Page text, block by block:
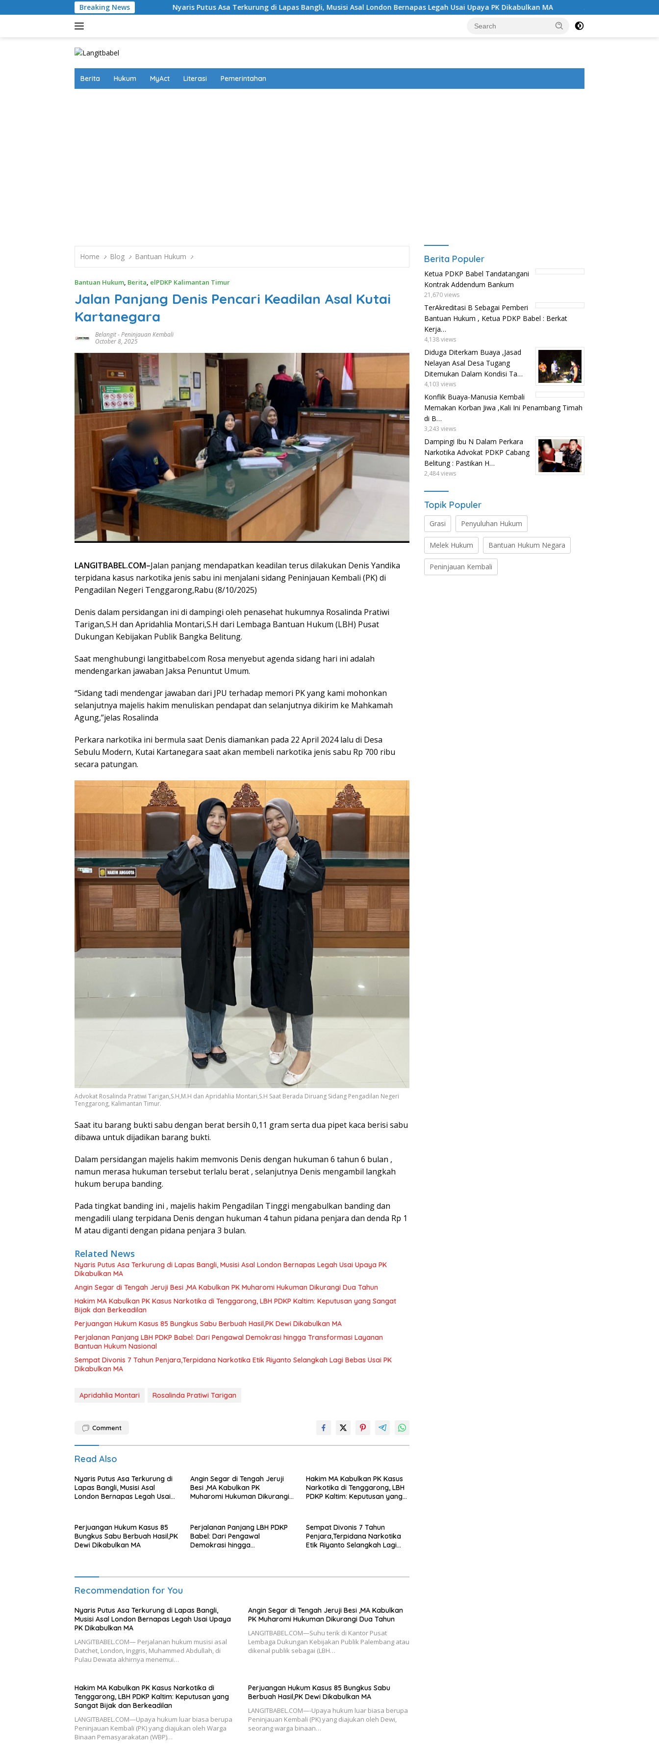
to
Breaking News
Nyaris Putus Asa Terkurung di Lapas Bangli, Musisi Asal London Bernapas Legah Usai Upaya PK Dikabulkan MA Angin Segar di Tengah Jeruji Besi ,MA
Berita Hukum MyAct Literasi Pemerintahan
Home Blog Bantuan Hukum
Bantuan Hukum, Berita, elPDKP Kalimantan Timur
Jalan Panjang Denis Pencari Keadilan Asal Kutai
Kartanegara
Belangit-Peninjauan Kembali
October 8, 2025
LANGITBABEL.COM–Jalan panjang mendapatkan keadilan terus dilakukan Denis Yandika
terpidana kasus narkotika jenis sabu ini menjalani sidang Peninjauan Kembali (PK) di
Pengadilan Negeri Tenggarong,Rabu (8/10/2025)
Denis dalam persidangan ini di dampingi oleh penasehat hukumnya Rosalinda Pratiwi
Tarigan,S.H dan Apridahlia Montari,S.H dari Lembaga Bantuan Hukum (LBH) Pusat
Dukungan Kebijakan Publik Bangka Belitung.
Saat menghubungi langitbabel.com Rosa menyebut agenda sidang hari ini adalah
mendengarkan jawaban Jaksa Penuntut Umum.
“Sidang tadi mendengar jawaban dari JPU terhadap memori PK yang kami mohonkan
selanjutnya majelis hakim menuliskan pendapat dan selanjutnya dikirim ke Mahkamah
Agung,”jelas Rosalinda
Perkara narkotika ini bermula saat Denis diamankan pada 22 April 2024 lalu di Desa
Sebulu Modern, Kutai Kartanegara saat akan membeli narkotika jenis sabu Rp 700 ribu
secara patungan.
Advokat Rosalinda Pratiwi Tarigan,S.H,M.H dan Apridahlia Montari,S.H Saat Berada Diruang Sidang Pengadilan Negeri
Tenggarong, Kalimantan Timur.
Saat itu barang bukti sabu dengan berat bersih 0,11 gram serta dua pipet kaca berisi sabu
dibawa untuk dijadikan barang bukti.
Dalam persidangan majelis hakim memvonis Denis dengan hukuman 6 tahun 6 bulan ,
namun merasa hukuman tersebut terlalu berat , selanjutnya Denis mengambil langkah
hukum berupa banding.
Pada tingkat banding ini , majelis hakim Pengadilan Tinggi mengabulkan banding dan
mengadili ulang terpidana Denis dengan hukuman 4 tahun pidana penjara dan denda Rp 1
M atau diganti dengan pidana penjara 3 bulan.
Related News
Nyaris Putus Asa Terkurung di Lapas Bangli, Musisi Asal London Bernapas Legah Usai Upaya PK
Dikabulkan MA
Angin Segar di Tengah Jeruji Besi ,MA Kabulkan PK Muharomi Hukuman Dikurangi Dua Tahun
Hakim MA Kabulkan PK Kasus Narkotika di Tenggarong, LBH PDKP Kaltim: Keputusan yang Sangat
Bijak dan Berkeadilan
Perjuangan Hukum Kasus 85 Bungkus Sabu Berbuah Hasil,PK Dewi Dikabulkan MA
Perjalanan Panjang LBH PDKP Babel: Dari Pengawal Demokrasi hingga Transformasi Layanan
Bantuan Hukum Nasional
Sempat Divonis 7 Tahun Penjara,Terpidana Narkotika Etik Riyanto Selangkah Lagi Bebas Usai PK
Dikabulkan MA
Apridahlia Montari Rosalinda Pratiwi Tarigan
Comment
Read Also
Nyaris Putus Asa Terkurung di
Lapas Bangli, Musisi Asal
London Bernapas Legah Usai
Angin Segar di Tengah Jeruji
Besi ,MA Kabulkan PK
Muharomi Hukuman Dikurangi
Hakim MA Kabulkan PK Kasus
Narkotika di Tenggarong, LBH
PDKP Kaltim: Keputusan yang
Perjuangan Hukum Kasus 85
Bungkus Sabu Berbuah Hasil,PK
Dewi Dikabulkan MA
Perjalanan Panjang LBH PDKP
Babel: Dari Pengawal
Demokrasi hingga
Sempat Divonis 7 Tahun
Penjara,Terpidana Narkotika
Etik Riyanto Selangkah Lagi
Recommendation for You
Nyaris Putus Asa Terkurung di Lapas Bangli,
Musisi Asal London Bernapas Legah Usai Upaya
PK Dikabulkan MA
LANGITBABEL.COM— Perjalanan hukum musisi asal
Datchet, London, Inggris, Muhammed Abdullah, di
Pulau Dewata akhirnya menemui…
Angin Segar di Tengah Jeruji Besi ,MA Kabulkan
PK Muharomi Hukuman Dikurangi Dua Tahun
LANGITBABEL.COM—Suhu terik di Kantor Pusat
Lembaga Dukungan Kebijakan Publik Palembang atau
dikenal publik sebagai (LBH…
Hakim MA Kabulkan PK Kasus Narkotika di
Tenggarong, LBH PDKP Kaltim: Keputusan yang
Sangat Bijak dan Berkeadilan
LANGITBABEL.COM—Upaya hukum luar biasa berupa
Peninjauan Kembali (PK) yang diajukan oleh Warga
Binaan Pemasyarakatan (WBP)…
Perjuangan Hukum Kasus 85 Bungkus Sabu
Berbuah Hasil,PK Dewi Dikabulkan MA
LANGITBABEL.COM—-Upaya hukum luar biasa berupa
Peninjauan Kembali (PK) yang diajukan oleh Dewi,
seorang warga binaan…
Berita Populer
Ketua PDKP Babel Tandatangani
Kontrak Addendum Bankum
21,670 views
TerAkreditasi B Sebagai Pemberi
Bantuan Hukum , Ketua PDKP Babel : Berkat
Kerja…
4,138 views
Diduga Diterkam Buaya ,Jasad
Nelayan Asal Desa Tugang
Ditemukan Dalam Kondisi Ta…
4,103 views
Konflik Buaya-Manusia Kembali
Memakan Korban Jiwa ,Kali Ini Penambang Timah
di B…
3,243 views
Dampingi Ibu N Dalam Perkara
Narkotika Advokat PDKP Cabang
Belitung : Pastikan H…
2,484 views
Topik Populer
Grasi Penyuluhan Hukum
Melek Hukum Bantuan Hukum Negara
Peninjauan Kembali